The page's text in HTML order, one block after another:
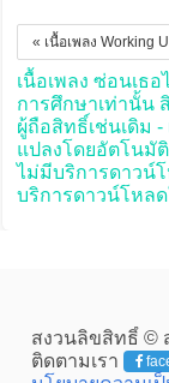
« เนื้อเพลง Working U
เนื้อเพลง ซ่อนเธ
การศึกษาเท่านั้น
ผู้ถือสิทธิ์เช่นเดิม -
แปลงโดยอัตโนมั
ไม่มีบริการดาวน์โ
บริการดาวน์โหล
สงวนลิขสิทธิ์ ©
ติดตามเรา